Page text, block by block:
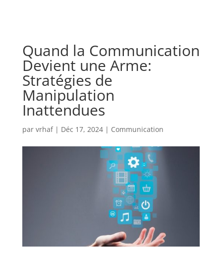
Quand la Communication
Devient une Arme:
Stratégies de
Manipulation
Inattendues
par vrhaf| Déc 17, 2024| Communication